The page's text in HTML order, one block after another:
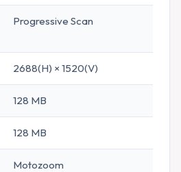
Progressive Scan
2688(H) × 1520(V)
128 MB
128 MB
Motozoom